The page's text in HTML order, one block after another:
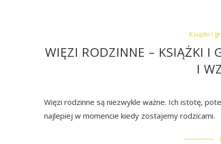
Książki i
WIĘZI RODZINNE – KSIĄŻKI I
I
Więzi rodzinne są niezwykle ważne. Ich istotę,
najlepiej w momencie kiedy zostajemy rodzicami.